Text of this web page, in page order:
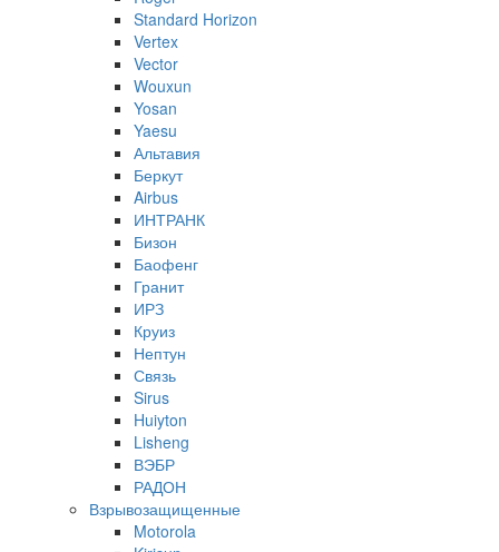
Standard Horizon
Vertex
Vector
Wouxun
Yosan
Yaesu
Альтавия
Беркут
Airbus
ИНТРАНК
Бизон
Баофенг
Гранит
ИРЗ
Круиз
Нептун
Связь
Sirus
Huiyton
Lisheng
ВЭБР
РАДОН
Взрывозащищенные
Motorola